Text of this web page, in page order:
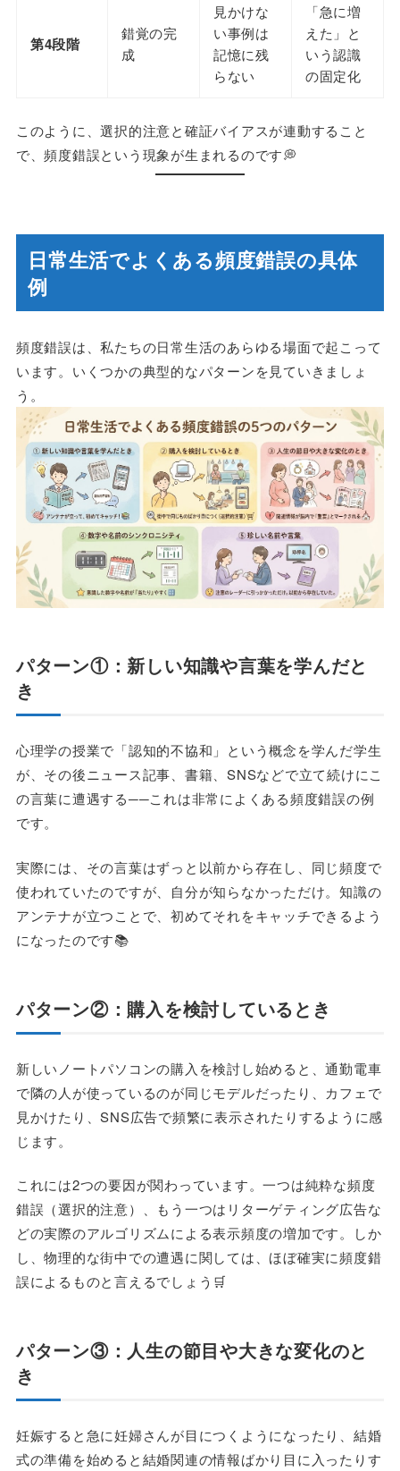
第4段階
錯覚の完
成
見かけな
い事例は
記憶に残
らない
「急に増
えた」と
いう認識
の固定化
このように、選択的注意と確証バイアスが連動すること
で、頻度錯誤という現象が生まれるのです💭
日常生活でよくある頻度錯誤の具体
例
頻度錯誤は、私たちの日常生活のあらゆる場面で起こって
います。いくつかの典型的なパターンを見ていきましょ
う。
パターン①：新しい知識や言葉を学んだと
き
心理学の授業で「認知的不協和」という概念を学んだ学生
が、その後ニュース記事、書籍、SNSなどで立て続けにこ
の言葉に遭遇する──これは非常によくある頻度錯誤の例
です。
実際には、その言葉はずっと以前から存在し、同じ頻度で
使われていたのですが、自分が知らなかっただけ。知識の
アンテナが立つことで、初めてそれをキャッチできるよう
になったのです📚
パターン②：購入を検討しているとき
新しいノートパソコンの購入を検討し始めると、通勤電車
で隣の人が使っているのが同じモデルだったり、カフェで
見かけたり、SNS広告で頻繁に表示されたりするように感
じます。
これには2つの要因が関わっています。一つは純粋な頻度
錯誤（選択的注意）、もう一つはリターゲティング広告な
どの実際のアルゴリズムによる表示頻度の増加です。しか
し、物理的な街中での遭遇に関しては、ほぼ確実に頻度錯
誤によるものと言えるでしょう🛒
パターン③：人生の節目や大きな変化のと
き
妊娠すると急に妊婦さんが目につくようになったり、結婚
式の準備を始めると結婚関連の情報ばかり目に入ったりす